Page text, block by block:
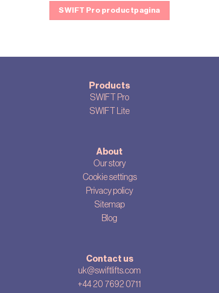
SWIFT Pro productpagina
Products
SWIFT Pro
SWIFT Lite
About
Our story
Cookie settings
Privacy policy
Sitemap
Blog
Contact us
uk@swiftlifts.com
+44 20 7692 0711